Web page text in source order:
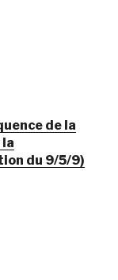
de la
du 9/5/9)